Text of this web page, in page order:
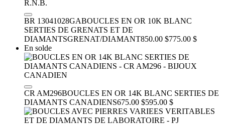
BR 13041028GABOUCLES EN OR 10K BLANC
SERTIES DE GRENATS ET DE
DIAMANTSGRENAT/DIAMANT850.00 $775.00 $
En solde
CR AM296BOUCLES EN OR 14K BLANC SERTIES DE
DIAMANTS CANADIENS675.00 $595.00 $